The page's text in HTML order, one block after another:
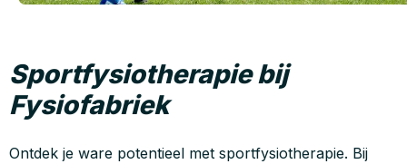
Sportfysiotherapie bij
Fysiofabriek
Ontdek je ware potentieel met sportfysiotherapie. Bij